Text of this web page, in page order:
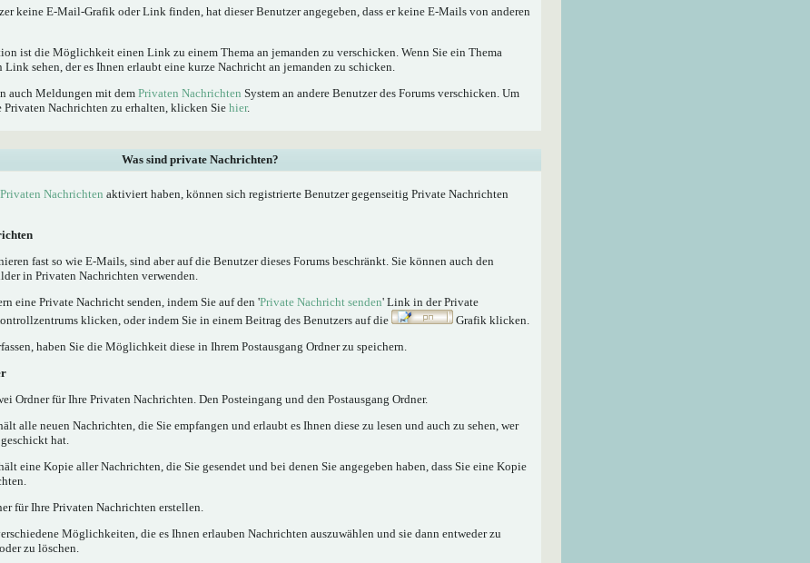
keine E-Mail-Grafik oder Link finden, hat dieser Benutzer angegeben, dass er keine E-Mails von anderen
ist die Möglichkeit einen Link zu einem Thema an jemanden zu verschicken. Wenn Sie ein Thema
Link sehen, der es Ihnen erlaubt eine kurze Nachricht an jemanden zu schicken.
auch Meldungen mit dem Privaten Nachrichten System an andere Benutzer des Forums verschicken. Um
Nachrichten zu erhalten, klicken Siehier.
Was sind private Nachrichten?
Privaten Nachrichten aktiviert haben, können sich registrierte Benutzer gegenseitig Private Nachrichten
fast so wie E-Mails, sind aber auf die Benutzer dieses Forums beschränkt. Sie können auch den
in Privaten Nachrichten verwenden.
eine Private Nachricht senden, indem Sie auf den 'Private Nachricht senden' Link in der Private
klicken, oder indem Sie in einem Beitrag des Benutzers auf die
Grafik klicken.
haben Sie die Möglichkeit diese in Ihrem Postausgang Ordner zu speichern.
Ordner für Ihre Privaten Nachrichten. Den Posteingang und den Postausgang Ordner.
alle neuen Nachrichten, die Sie empfangen und erlaubt es Ihnen diese zu lesen und auch zu sehen, wer
hat.
eine Kopie aller Nachrichten, die Sie gesendet und bei denen Sie angegeben haben, dass Sie eine Kopie
für Ihre Privaten Nachrichten erstellen.
Möglichkeiten, die es Ihnen erlauben Nachrichten auszuwählen und sie dann entweder zu
zu löschen.